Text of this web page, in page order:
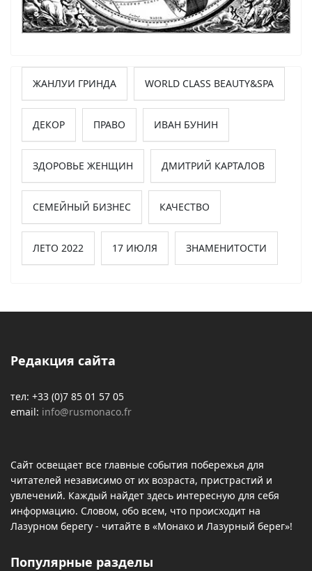
ЖАНЛУИ ГРИНДА WORLD CLASS BEAUTY&SPA
ДЕКОР ПРАВО ИВАН БУНИН
ЗДОРОВЬЕ ЖЕНЩИН ДМИТРИЙ КАРТАЛОВ
СЕМЕЙНЫЙ БИЗНЕС КАЧЕСТВО
ЛЕТО 2022 17 ИЮЛЯ ЗНАМЕНИТОСТИ
Редакция сайта
тел: +33 (0)7 85 01 57 05
email: info@rusmonaco.fr
Сайт освещает все главные события побережья для
читателей независимо от их возраста, пристрастий и
увлечений. Каждый найдет здесь интересную для себя
информацию. Словом, обо всем, что происходит на
Лазурном берегу - читайте в «Монако и Лазурный берег»!
Популярные разделы